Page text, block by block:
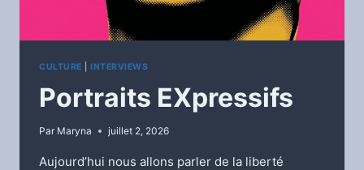
CULTURE |INTERVIEWS
Portraits EXpressifs
Par Maryna juillet 2, 2026
Aujourd’hui nous allons parler de la liberté